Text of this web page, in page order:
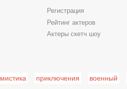
Регистрация
Рейтинг актеров
Актеры скетч шоу
мистика приключения военный